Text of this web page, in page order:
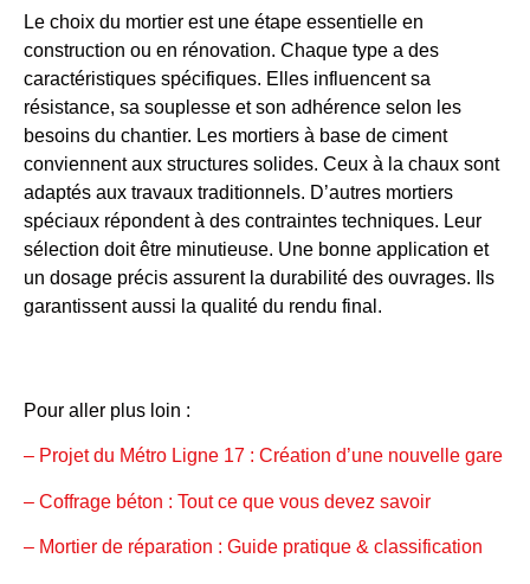
Le choix du mortier est une étape essentielle en
construction ou en rénovation. Chaque type a des
caractéristiques spécifiques. Elles influencent sa
résistance, sa souplesse et son adhérence selon les
besoins du chantier. Les mortiers à base de ciment
conviennent aux structures solides. Ceux à la chaux sont
adaptés aux travaux traditionnels. D’autres mortiers
spéciaux répondent à des contraintes techniques. Leur
sélection doit être minutieuse. Une bonne application et
un dosage précis assurent la durabilité des ouvrages. Ils
garantissent aussi la qualité du rendu final.
Pour aller plus loin :
– Projet du Métro Ligne 17 : Création d’une nouvelle gare
– Coffrage béton : Tout ce que vous devez savoir
– Mortier de réparation : Guide pratique & classification